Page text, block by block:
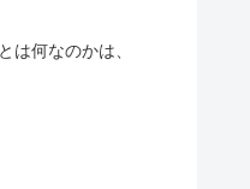
は何なのかは、